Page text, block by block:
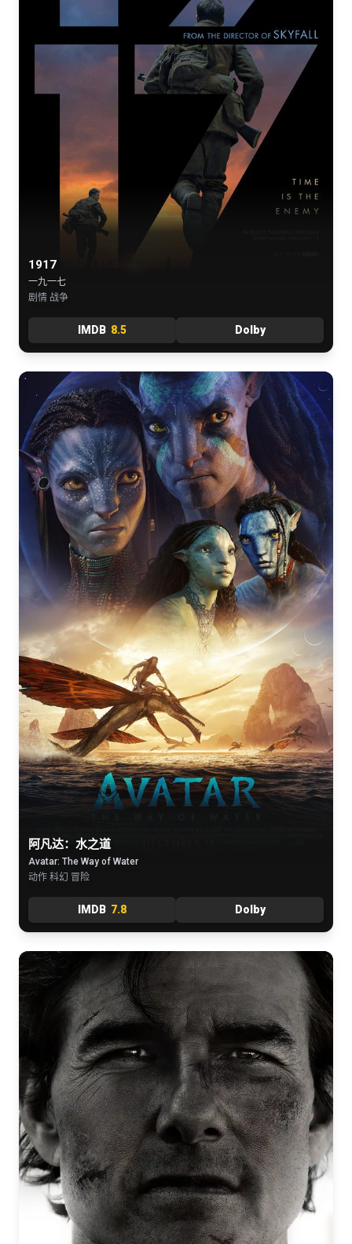
1917
一九一七
剧情 战争
IMDB 8.5 Dolby
阿凡达：水之道
Avatar: The Way of Water
动作 科幻 冒险
IMDB 7.8 Dolby